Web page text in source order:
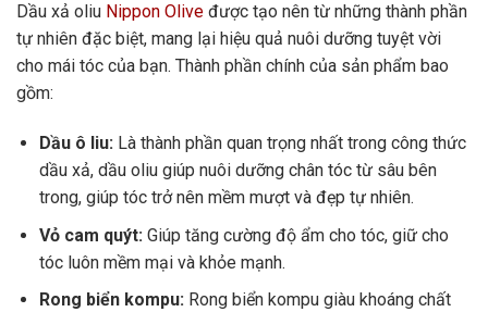
Dầu xả oliu Nippon Olive được tạo nên từ những thành phần
tự nhiên đặc biệt, mang lại hiệu quả nuôi dưỡng tuyệt vời
cho mái tóc của bạn. Thành phần chính của sản phẩm bao
gồm:
Dầu ô liu:Là thành phần quan trọng nhất trong công thức
dầu xả, dầu oliu giúp nuôi dưỡng chân tóc từ sâu bên
trong, giúp tóc trở nên mềm mượt và đẹp tự nhiên.
Vỏ cam quýt: Giúp tăng cường độ ẩm cho tóc, giữ cho
tóc luôn mềm mại và khỏe mạnh.
Rong biển kompu:Rong biển kompu giàu khoáng chất